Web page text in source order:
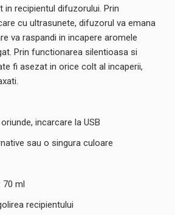
in recipientul difuzorului. Prin
cu ultrasunete, difuzorul va emana
va raspandi in incapere aromele
Prin functionarea silentioasa si
fi asezat in orice colt al incaperii,
incarcare la USB
sau o singura culoare
70 ml
recipientului